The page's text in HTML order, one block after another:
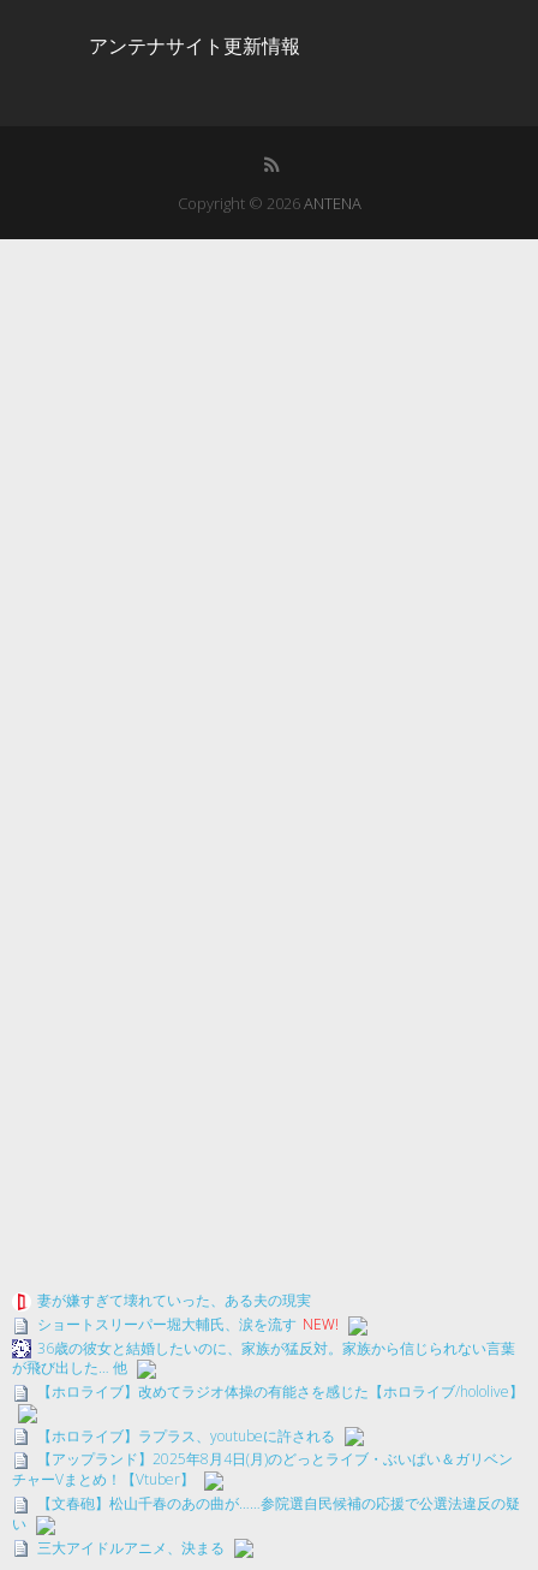
アンテナサイト更新情報
Copyright © 2026ANTENA
妻が嫌すぎて壊れていった、ある夫の現実
ショートスリーパー堀大輔氏、涙を流す NEW!
36歳の彼女と結婚したいのに、家族が猛反対。家族から信じられない言葉
が飛び出した… 他
【ホロライブ】改めてラジオ体操の有能さを感じた【ホロライブ/hololive】
【ホロライブ】ラプラス、youtubeに許される
【アップランド】2025年8月4日(月)のどっとライブ・ぶいぱい＆ガリベン
チャーVまとめ！【Vtuber】
【文春砲】松山千春のあの曲が……参院選自民候補の応援で公選法違反の疑
い
三大アイドルアニメ、決まる